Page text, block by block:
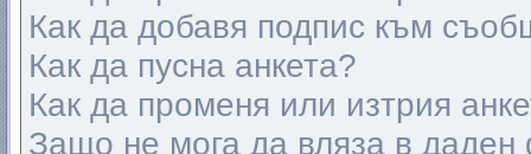
Как да добавя подпис към
Как да пусна анкета?
Как да променя или изтрия
Защо не мога да вляза в